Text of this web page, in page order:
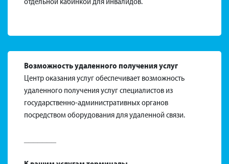
Возможность удаленного получения услуг
Центр оказания услуг обеспечивает возможность
удаленного получения услуг специалистов из
государственно-административных органов
посредством оборудования для удаленной связи.
Footer
menu